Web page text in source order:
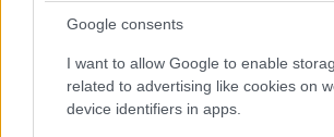
Google consents
I want to allow Google to enable
related to advertising like cookies on
device identifiers in apps.